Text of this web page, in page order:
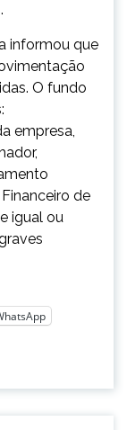
informou que
O fundo
empresa,
de
igual ou